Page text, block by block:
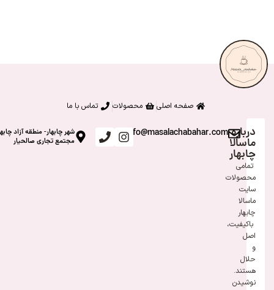
صفحه اصلی محصولات تماس با ما
درباره
ماسالا
چابهار
تمامی
محصولات
سایت
ماسالا
چابهار
باکیفیت،
اصل
و
حلال
هستند.
نوشیدن
info@masalachabahar.com
شهر چابهار- منطقه آزاد
مجتمع تجاری صالحیار